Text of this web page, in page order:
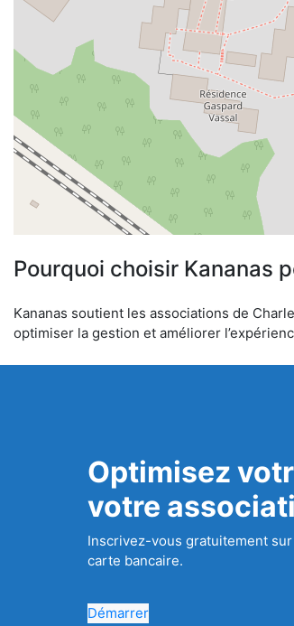
Pourquoi choisir Kananas
Kananas soutient les associations de
optimiser la gestion et améliorer
Optimisez
votre
Inscrivez-vous gratuitement
carte bancaire.
Démarrer